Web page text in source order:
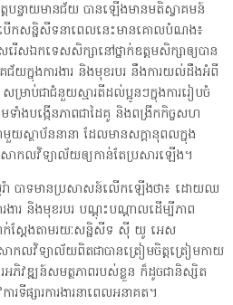
ទាយមានជ័យ បានឡើងមានមតិស្វាគមន៍
បើកសន្និសីទនាពេលនេះមានគោលបំណង៖
ើសឯកទេសសិក្សានៅថ្នាក់ឧត្តមសិក្សាឲ្យបាន
ជ័យក្នុងការងារ និងមុខរបរ នឹងការយល់ដឹងអំពី
ាប់ជាជំនួយស្មារតីដល់ប្អូនៗក្នុងការរៀបចំ
ទាំងបង្កើនភាពជាដៃគូ និងពង្រីកកិច្ចសហ
យស្ថាប័ននានា ដែលមានសក្តានុពលក្នុង
កលវិទ្យាល័យឲ្យកាន់តែប្រសារឡើង។
ា បាទមានប្រសាសន៍លើកឡើងថា៖ ដោយឈ
ងារ និងមុខរបរ បណ្ដុះបណ្ដាលដើម្បីភាព
ាក់ស្ដែងតាមរយៈសន្និសីទ ស៊ី យូ អេស
លវិទ្យាល័យពិតជាបានត្រៀមចិត្តត្រៀមកាយ
អភិវឌ្ឍន៍សមត្ថភាពរបស់ខ្លួន ក៏ដូចជានិស្សិត
ទីផ្សារការងារនាពេលអនាគត។